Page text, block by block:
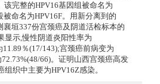
该完整的HPV16基因组被命名为
被命名为HPV16F。用新分离到的
襄垣337份宫颈癌及阴道活检标本的
显示,慢性阴道炎阳性率为
％(17/143);宫颈癌前病变为
66)。证明山西宫颈癌高发
织中主要为HPV16Z感染。